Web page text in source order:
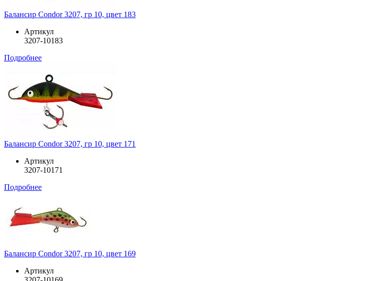
Балансир Condor 3207, гр 10, цвет 183
Артикул
3207-10183
Подробнее
Балансир Condor 3207, гр 10, цвет 171
Артикул
3207-10171
Подробнее
Балансир Condor 3207, гр 10, цвет 169
Артикул